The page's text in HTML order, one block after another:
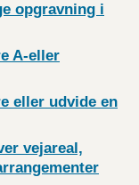
opgravning i
A-eller
eller udvide en
vejareal,